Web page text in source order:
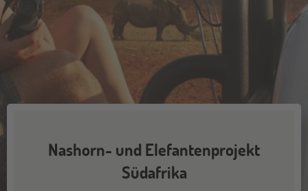
Nashorn- und Elefantenprojekt
Südafrika